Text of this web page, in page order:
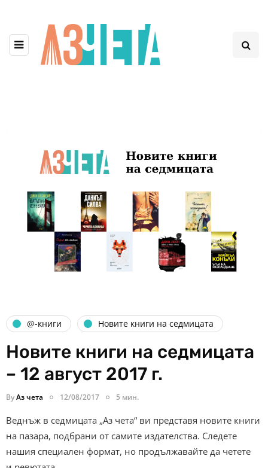
@-книги Новите книги на седмицата
Новите книги на седмицата
– 12 август 2017 г.
ByАз чета 12/08/2017 5 мин.
Веднъж в седмицата „Аз чета“ ви представя новите книги
на пазара, подбрани от самите издателства. Следете
нашия специален формат, но продължавайте да четете